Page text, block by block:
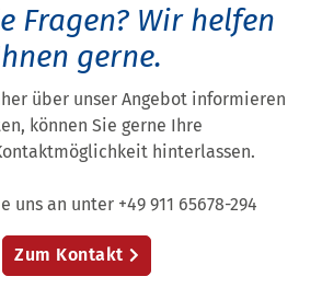
Fragen? Wir helfen
gerne.
über unser Angebot informieren
können Sie gerne Ihre
hinterlassen.
uns an unter +49 911 65678-294
Zum Kontakt